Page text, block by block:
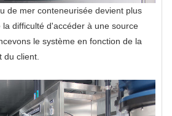
de mer conteneurisée devient plus
difficulté d'accéder à une source
le système en fonction de la
du client.